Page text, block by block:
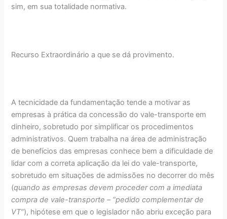
sim, em sua totalidade normativa.
Recurso Extraordinário a que se dá provimento.
A tecnicidade da fundamentação tende a motivar as
empresas à prática da concessão do vale-transporte em
dinheiro, sobretudo por simplificar os procedimentos
administrativos. Quem trabalha na área de administração
de benefícios das empresas conhece bem a dificuldade de
lidar com a correta aplicação da lei do vale-transporte,
sobretudo em situações de admissões no decorrer do mês
(quando as empresas devem proceder com a imediata
compra de vale-transporte – “pedido complementar de
VT”), hipótese em que o legislador não abriu exceção para